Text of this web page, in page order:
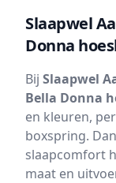
Slaapwel
Donna
Bij Slaapwel
Bella Donna
en kleuren,
boxspring.
slaapcomfort
maat en